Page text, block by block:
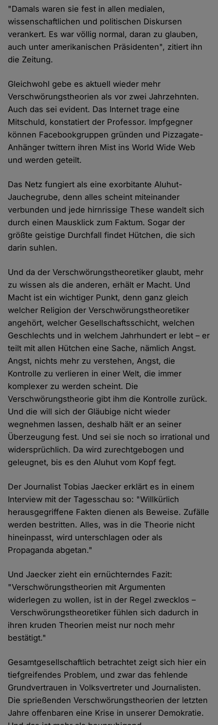
"Damals waren sie fest in allen medialen,
wissenschaftlichen und politischen Diskursen
verankert. Es war völlig normal, daran zu glauben,
auch unter amerikanischen Präsidenten", zitiert ihn
die Zeitung.
Gleichwohl gebe es aktuell wieder mehr
Verschwörungstheorien als vor zwei Jahrzehnten.
Auch das sei evident. Das Internet trage eine
Mitschuld, konstatiert der Professor. Impfgegner
können Facebookgruppen gründen und Pizzagate-
Anhänger twittern ihren Mist ins World Wide Web
und werden geteilt.
Das Netz fungiert als eine exorbitante Aluhut-
Jauchegrube, denn alles scheint miteinander
verbunden und jede hirnrissige These wandelt sich
durch einen Mausklick zum Faktum. Sogar der
größte geistige Durchfall findet Hütchen, die sich
darin suhlen.
Und da der Verschwörungstheoretiker glaubt, mehr
zu wissen als die anderen, erhält er Macht. Und
Macht ist ein wichtiger Punkt, denn ganz gleich
welcher Religion der Verschwörungstheoretiker
angehört, welcher Gesellschaftsschicht, welchen
Geschlechts und in welchem Jahrhundert er lebt – er
teilt mit allen Hütchen eine Sache, nämlich Angst.
Angst, nichts mehr zu verstehen, Angst, die
Kontrolle zu verlieren in einer Welt, die immer
komplexer zu werden scheint. Die
Verschwörungstheorie gibt ihm die Kontrolle zurück.
Und die will sich der Gläubige nicht wieder
wegnehmen lassen, deshalb hält er an seiner
Überzeugung fest. Und sei sie noch so irrational und
widersprüchlich. Da wird zurechtgebogen und
geleugnet, bis es den Aluhut vom Kopf fegt.
Der Journalist Tobias Jaecker erklärt es in einem
Interview mit der Tagesschau so: "Willkürlich
herausgegriffene Fakten dienen als Beweise. Zufälle
werden bestritten. Alles, was in die Theorie nicht
hineinpasst, wird unterschlagen oder als
Propaganda abgetan."
Und Jaecker zieht ein ernüchterndes Fazit:
"Verschwörungstheorien mit Argumenten
widerlegen zu wollen, ist in der Regel zwecklos –
Verschwörungstheoretiker fühlen sich dadurch in
ihren kruden Theorien meist nur noch mehr
bestätigt."
Gesamtgesellschaftlich betrachtet zeigt sich hier ein
tiefgreifendes Problem, und zwar das fehlende
Grundvertrauen in Volksvertreter und Journalisten.
Die sprießenden Verschwörungstheorien der letzten
Jahre offenbaren eine Krise in unserer Demokratie.